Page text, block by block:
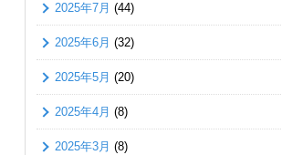
2025年7月 (44)
2025年6月 (32)
2025年5月 (20)
2025年4月 (8)
2025年3月 (8)